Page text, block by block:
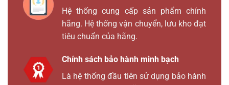
Hệ thống cung cấp sản phẩm chính
hãng. Hệ thống vận chuyển, lưu kho đạt
tiêu chuẩn của hãng.
Chính sách bảo hành minh bạch
Là hệ thống đầu tiên sử dụng bảo hành